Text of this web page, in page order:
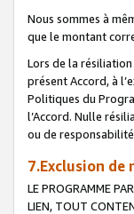
Nous sommes à
que le montant
Lors de la
présent Accord, à
Politiques du
l’Accord. Nulle
ou de
7.Exclusion
LE PROGRAMME
LIEN, TOUT